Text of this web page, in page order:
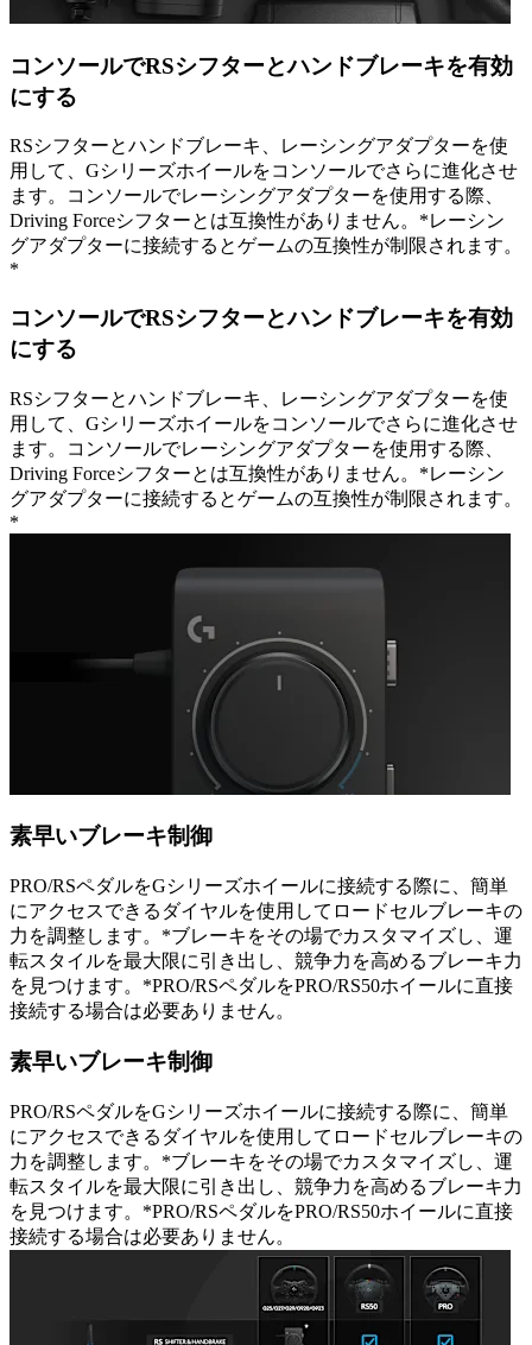
コンソールでRSシフターとハンドブレーキを有効
にする
RSシフターとハンドブレーキ、レーシングアダプターを使
用して、Gシリーズホイールをコンソールでさらに進化させ
ます。コンソールでレーシングアダプターを使用する際、
Driving Forceシフターとは互換性がありません。*レーシン
グアダプターに接続するとゲームの互換性が制限されます。
*
コンソールでRSシフターとハンドブレーキを有効
にする
RSシフターとハンドブレーキ、レーシングアダプターを使
用して、Gシリーズホイールをコンソールでさらに進化させ
ます。コンソールでレーシングアダプターを使用する際、
Driving Forceシフターとは互換性がありません。*レーシン
グアダプターに接続するとゲームの互換性が制限されます。
*
素早いブレーキ制御
PRO/RSペダルをGシリーズホイールに接続する際に、簡単
にアクセスできるダイヤルを使用してロードセルブレーキの
力を調整します。*ブレーキをその場でカスタマイズし、運
転スタイルを最大限に引き出し、競争力を高めるブレーキ力
を見つけます。*PRO/RSペダルをPRO/RS50ホイールに直接
接続する場合は必要ありません。
素早いブレーキ制御
PRO/RSペダルをGシリーズホイールに接続する際に、簡単
にアクセスできるダイヤルを使用してロードセルブレーキの
力を調整します。*ブレーキをその場でカスタマイズし、運
転スタイルを最大限に引き出し、競争力を高めるブレーキ力
を見つけます。*PRO/RSペダルをPRO/RS50ホイールに直接
接続する場合は必要ありません。